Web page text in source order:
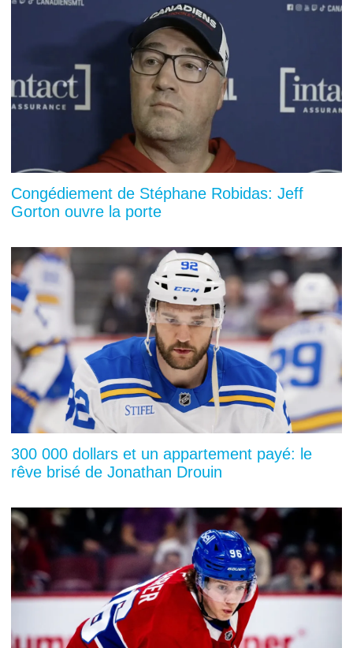
Congédiement de Stéphane Robidas: Jeff
Gorton ouvre la porte
300 000 dollars et un appartement payé: le
rêve brisé de Jonathan Drouin